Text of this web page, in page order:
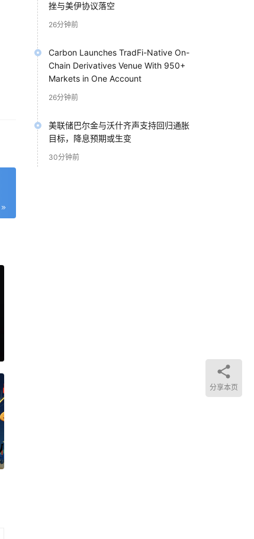
挫与美伊协议落空
26分钟前
Carbon Launches TradFi-Native On-
Chain Derivatives Venue With 950+
Markets in One Account
26分钟前
美联储巴尔金与沃什齐声支持回归通胀
目标，降息预期或生变
30分钟前
分享本页